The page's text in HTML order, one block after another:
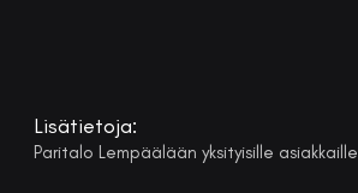
Lisätietoja:
Paritalo Lempäälään yksityisille